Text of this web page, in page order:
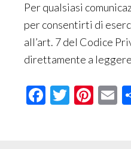
Per qualsiasi
per consentirti di
all’art. 7 del Codice
direttamente a
Facebook
Twitter